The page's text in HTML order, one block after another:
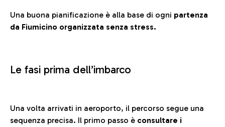
Una buona pianificazione è alla base di ogni partenza
da Fiumicino organizzata senza stress.
Le fasi prima dell’imbarco
Una volta arrivati in aeroporto, il percorso segue una
sequenza precisa. Il primo passo è consultare i